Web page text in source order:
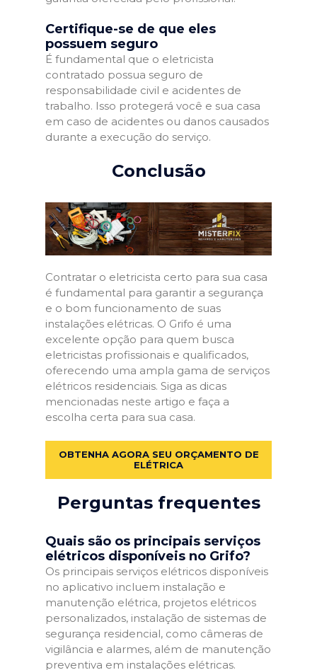
Certifique-se de que eles
possuem seguro
É fundamental que o eletricista
contratado possua seguro de
responsabilidade civil e acidentes de
trabalho. Isso protegerá você e sua casa
em caso de acidentes ou danos causados
durante a execução do serviço.
Conclusão
Contratar o eletricista certo para sua casa
é fundamental para garantir a segurança
e o bom funcionamento de suas
instalações elétricas. O Grifo é uma
excelente opção para quem busca
eletricistas profissionais e qualificados,
oferecendo uma ampla gama de serviços
elétricos residenciais. Siga as dicas
mencionadas neste artigo e faça a
escolha certa para sua casa.
OBTENHA AGORA SEU ORÇAMENTO DE
ELÉTRICA
Perguntas frequentes
Quais são os principais serviços
elétricos disponíveis no Grifo?
Os principais serviços elétricos disponíveis
no aplicativo incluem instalação e
manutenção elétrica, projetos elétricos
personalizados, instalação de sistemas de
segurança residencial, como câmeras de
vigilância e alarmes, além de manutenção
preventiva em instalações elétricas.